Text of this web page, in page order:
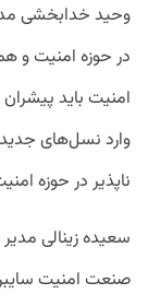
وحید خدابخشی
در حوزه امنیت و
امنیت باید
وارد نسل‌های
ناپذیر در حوزه
سعیده زینالی
صنعت امنیت